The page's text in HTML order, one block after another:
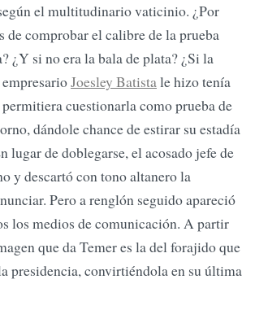
el multitudinario vaticinio. ¿Por
de comprobar el calibre de la prueba
¿Y si no era la bala de plata? ¿Si la
Joesley Batistale hizo tenía
cuestionarla como prueba de
dándole chance de estirar su estadía
lugar de doblegarse, el acosado jefe de
y descartó con tono altanero la
Pero a renglón seguido apareció
los medios de comunicación. A partir
que da Temer es la del forajido que
presidencia, convirtiéndola en su última